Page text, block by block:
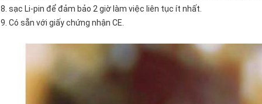
8. sạc Li-pin để đảm bảo 2 giờ làm việc liên tục ít nhất.
9. Có sẵn với giấy chứng nhận CE.